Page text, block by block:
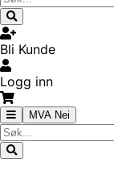
Bli Kunde
Logg inn
MVA Nei